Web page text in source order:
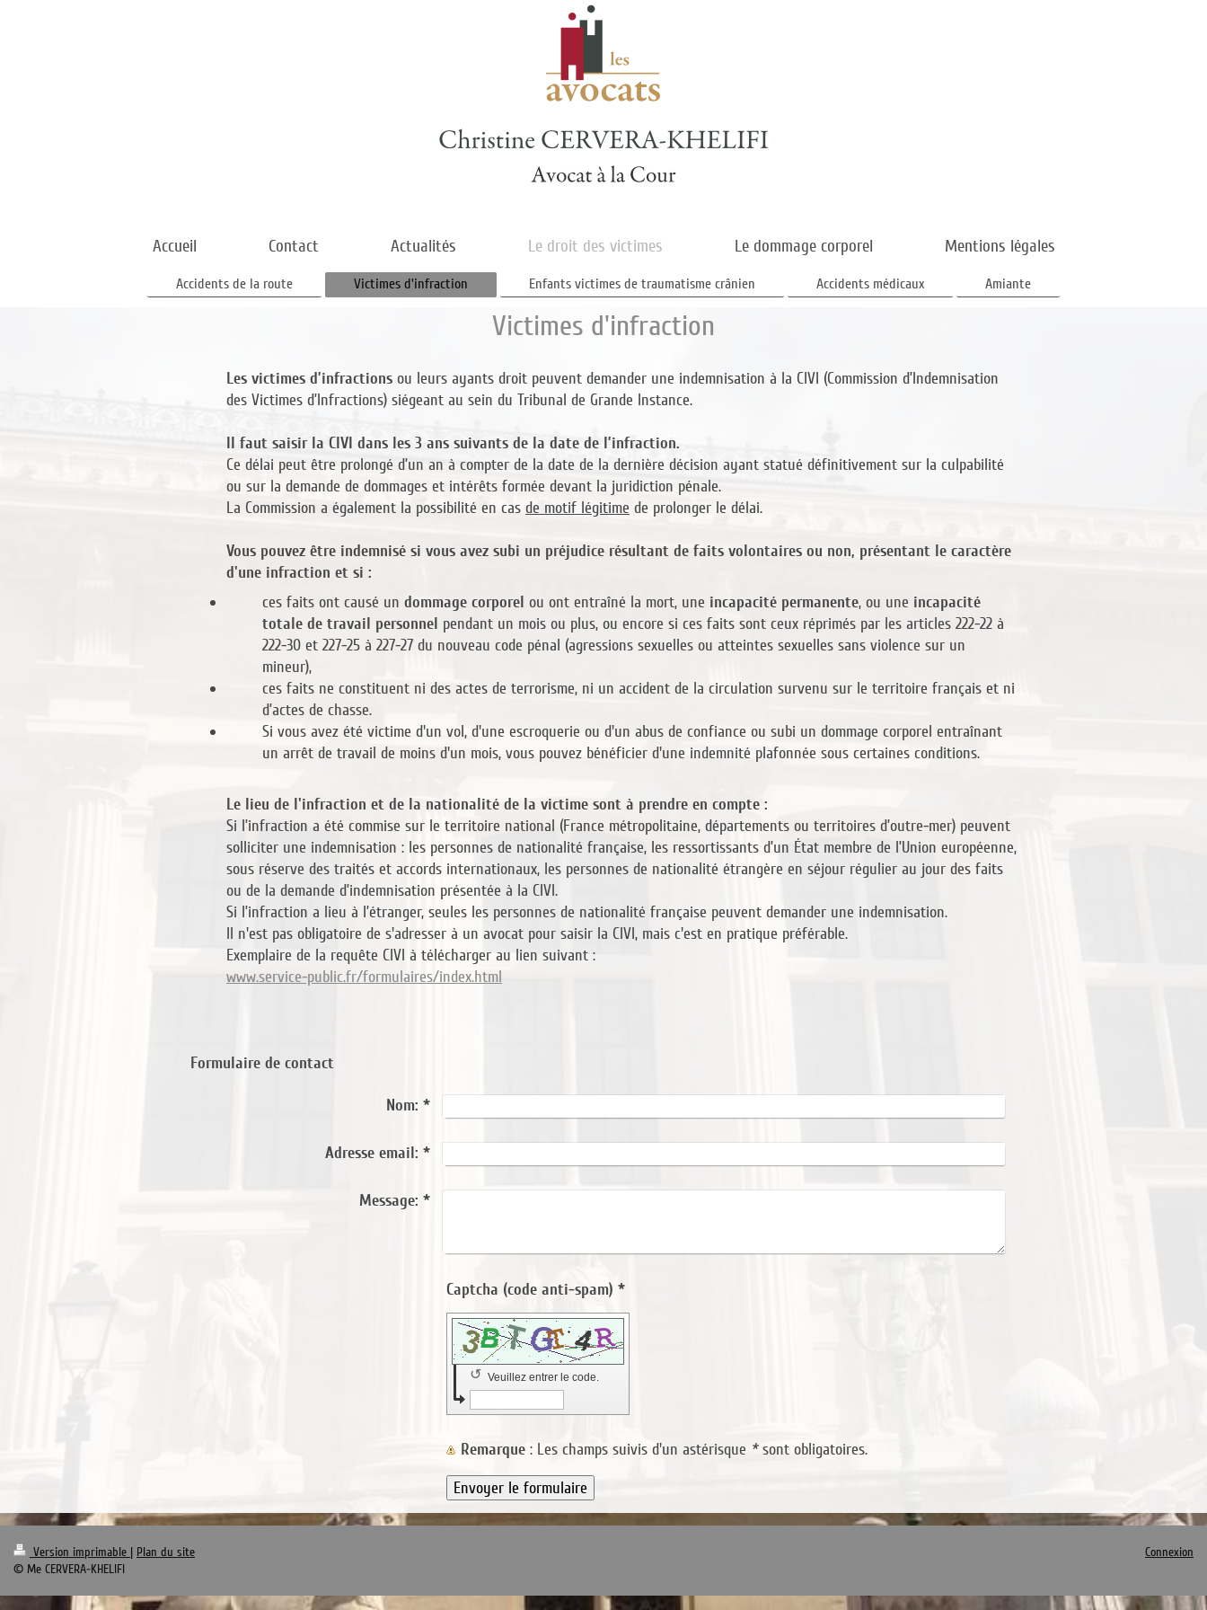
Accueil Contact Actualités Le droit des victimes Le dommage corporel Mentions légales
Accidents de la route Victimes d'infraction Enfants victimes de traumatisme crânien Accidents médicaux Amiante
Victimes d'infraction
Les victimes d’infractions ou leurs ayants droit peuvent demander une indemnisation à la CIVI (Commission d’Indemnisation
des Victimes d’Infractions) siégeant au sein du Tribunal de Grande Instance.
Il faut saisir la CIVI dans les 3 ans suivants de la date de l’infraction.
Ce délai peut être prolongé d’un an à compter de la date de la dernière décision ayant statué définitivement sur la culpabilité
ou sur la demande de dommages et intérêts formée devant la juridiction pénale.
La Commission a également la possibilité en cas de motif légitime de prolonger le délai.
Vous pouvez être indemnisé si vous avez subi un préjudice résultant de faits volontaires ou non, présentant le caractère
d'une infraction et si :
ces faits ont causé un dommage corporel ou ont entraîné la mort, une incapacité permanente, ou une incapacité
totale de travail personnel pendant un mois ou plus, ou encore si ces faits sont ceux réprimés par les articles 222-22 à
222-30 et 227-25 à 227-27 du nouveau code pénal (agressions sexuelles ou atteintes sexuelles sans violence sur un
mineur),
ces faits ne constituent ni des actes de terrorisme, ni un accident de la circulation survenu sur le territoire français et ni
d’actes de chasse.
Si vous avez été victime d'un vol, d'une escroquerie ou d'un abus de confiance ou subi un dommage corporel entraînant
un arrêt de travail de moins d'un mois, vous pouvez bénéficier d'une indemnité plafonnée sous certaines conditions.
Le lieu de l'infraction et de la nationalité de la victime sont à prendre en compte :
Si l’infraction a été commise sur le territoire national (France métropolitaine, départements ou territoires d’outre-mer) peuvent
solliciter une indemnisation : les personnes de nationalité française, les ressortissants d’un État membre de l’Union européenne,
sous réserve des traités et accords internationaux, les personnes de nationalité étrangère en séjour régulier au jour des faits
ou de la demande d’indemnisation présentée à la CIVI.
Si l’infraction a lieu à l’étranger, seules les personnes de nationalité française peuvent demander une indemnisation.
Il n'est pas obligatoire de s'adresser à un avocat pour saisir la CIVI, mais c'est en pratique préférable.
Exemplaire de la requête CIVI à télécharger au lien suivant :
www.service-public.fr/formulaires/index.html
Formulaire de contact
Nom: *
Adresse email: *
Message: *
Captcha (code anti-spam) *
Veuillez entrer le code.
↺
Remarque : Les champs suivis d'un astérisque *sont obligatoires.
Version imprimable | Plan du site
© Me CERVERA-KHELIFI
Connexion